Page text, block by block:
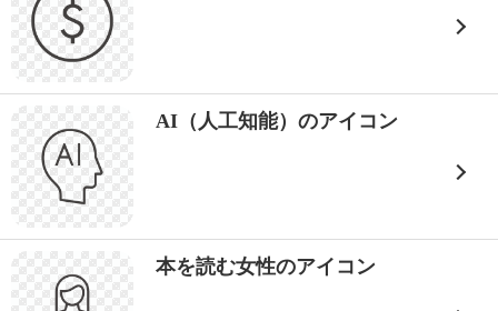
AI（人工知能）のアイコン
本を読む女性のアイコン